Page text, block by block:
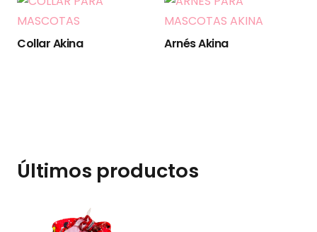
Últimos productos